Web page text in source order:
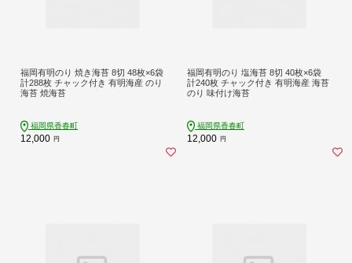
福岡有明のり 焼き海苔 8切 48枚×6袋
計288枚 チャック付き 有明海産 のり
海苔 焼海苔
福岡県香春町
12,000 円
福岡有明のり 塩海苔 8切 40枚×6袋
計240枚 チャック付き 有明海産 海苔
のり 味付け海苔
福岡県香春町
12,000 円